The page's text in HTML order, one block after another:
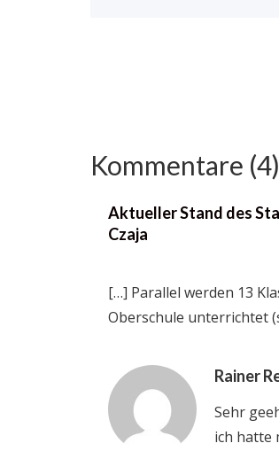
Kommentare (4)
Aktueller Stand des
Czaja
[…] Parallel werden 13
Oberschule unterrichtet
Rainer
Sehr
ich hatte